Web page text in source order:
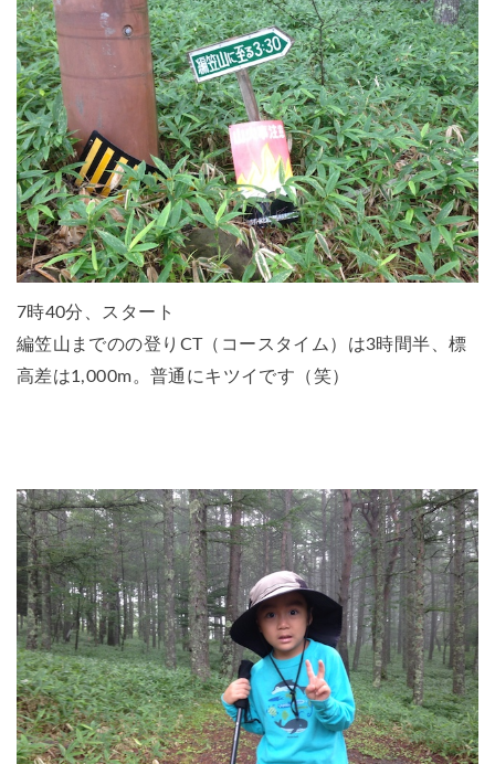
7時40分、スタート
編笠山までのの登りCT（コースタイム）は3時間半、標
高差は1,000m。普通にキツイです（笑）